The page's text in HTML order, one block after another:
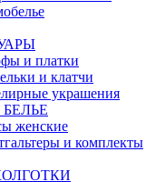
и платки
и клатчи
украшения
женские
и комплекты